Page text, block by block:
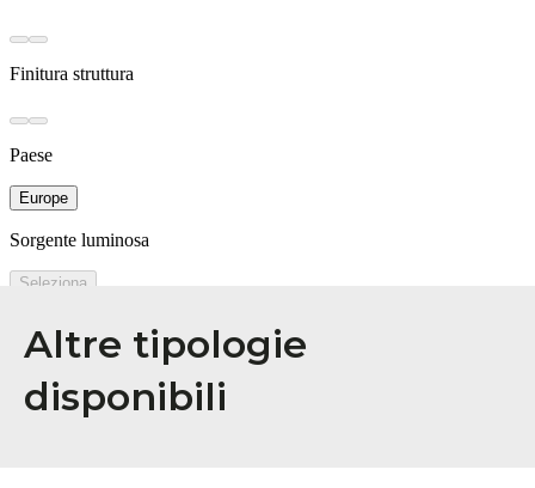
Altre tipologie
disponibili